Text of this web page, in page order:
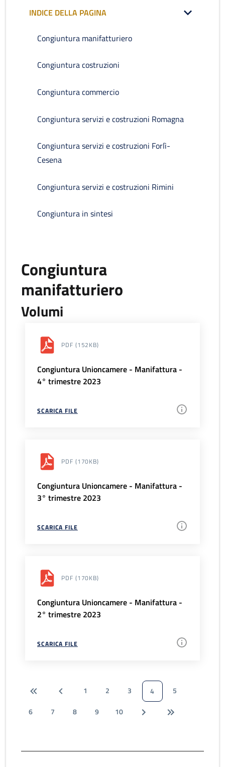
INDICE DELLA PAGINA
Congiuntura manifatturiero
Congiuntura costruzioni
Congiuntura commercio
Congiuntura servizi e costruzioni Romagna
Congiuntura servizi e costruzioni Forlì-
Cesena
Congiuntura servizi e costruzioni Rimini
Congiuntura in sintesi
Congiuntura
manifatturiero
Volumi
PDF (152KB)
Congiuntura Unioncamere - Manifattura -
4° trimestre 2023
SCARICA FILE
PDF (170KB)
Congiuntura Unioncamere - Manifattura -
3° trimestre 2023
SCARICA FILE
PDF (170KB)
Congiuntura Unioncamere - Manifattura -
2° trimestre 2023
SCARICA FILE
1 2 3 4
5
6
7 8 9 10